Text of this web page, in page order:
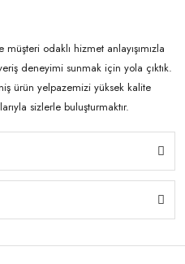
odaklı hizmet anlayışımızla
deneyimi sunmak için yola çıktık.
ürün yelpazemizi yüksek kalite
sizlerle buluşturmaktır.